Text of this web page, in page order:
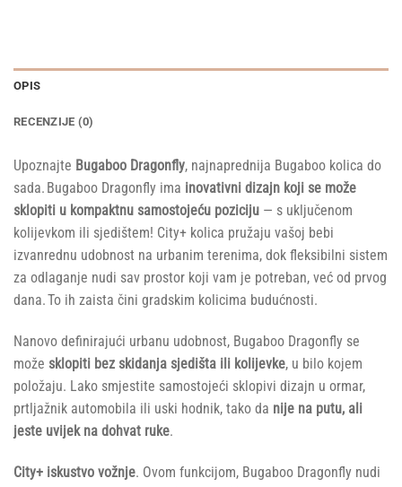
OPIS
RECENZIJE (0)
Upoznajte Bugaboo Dragonfly, najnaprednija Bugaboo kolica do
sada. Bugaboo Dragonfly ima inovativni dizajn koji se može
sklopiti u kompaktnu samostojeću poziciju — s uključenom
kolijevkom ili sjedištem! City+ kolica pružaju vašoj bebi
izvanrednu udobnost na urbanim terenima, dok fleksibilni sistem
za odlaganje nudi sav prostor koji vam je potreban, već od prvog
dana. To ih zaista čini gradskim kolicima budućnosti.
Nanovo definirajući urbanu udobnost, Bugaboo Dragonfly se
može sklopiti bez skidanja sjedišta ili kolijevke, u bilo kojem
položaju. Lako smjestite samostojeći sklopivi dizajn u ormar,
prtljažnik automobila ili uski hodnik, tako da nije na putu, ali
jeste uvijek na dohvat ruke.
City+ iskustvo vožnje. Ovom funkcijom, Bugaboo Dragonfly nudi